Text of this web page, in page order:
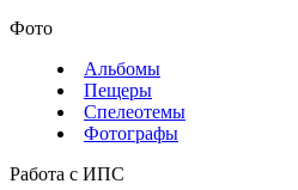
Фото
Альбомы
Пещеры
Спелеотемы
Фотографы
Работа с ИПС